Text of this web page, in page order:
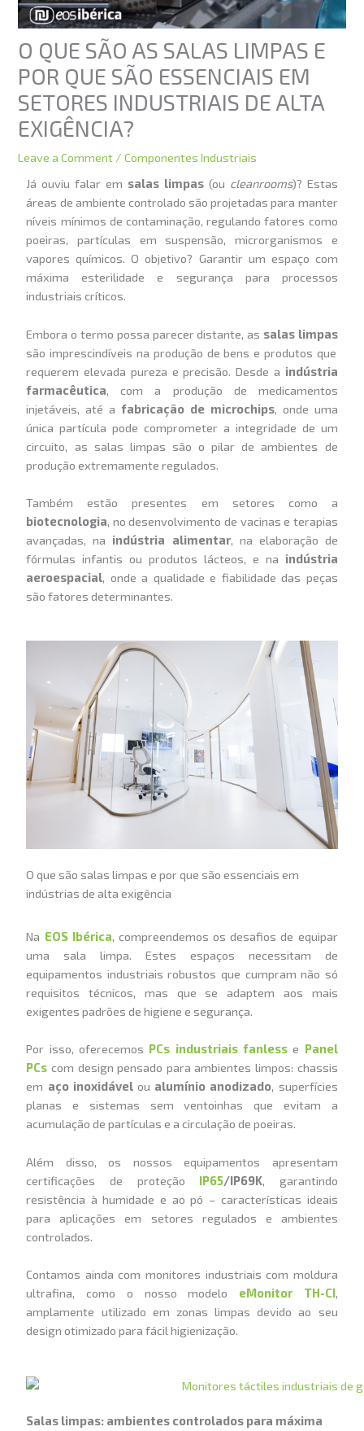
O QUE SÃO AS SALAS LIMPAS E
POR QUE SÃO ESSENCIAIS EM
SETORES INDUSTRIAIS DE ALTA
EXIGÊNCIA?
Leave a Comment /Componentes Industriais
Já ouviu falar em salas limpas(ou cleanrooms)? Estas
áreas de ambiente controlado são projetadas para manter
níveis mínimos de contaminação, regulando fatores como
poeiras, partículas em suspensão, microrganismos e
vapores químicos. O objetivo? Garantir um espaço com
máxima esterilidade e segurança para processos
industriais críticos.
Embora o termo possa parecer distante, as salas limpas
são imprescindíveis na produção de bens e produtos que
requerem elevada pureza e precisão. Desde a indústria
farmacêutica, com a produção de medicamentos
injetáveis, até afabricação de microchips, onde uma
única partícula pode comprometer a integridade de um
circuito, as salas limpas são o pilar de ambientes de
produção extremamente regulados.
Também estão presentes em setores como a
biotecnologia, no desenvolvimento de vacinas e terapias
avançadas, na indústria alimentar, na elaboração de
fórmulas infantis ou produtos lácteos, e na indústria
aeroespacial, onde a qualidade e fiabilidade das peças
são fatores determinantes.
O que são salas limpas e por que são essenciais em
indústrias de alta exigência
Na EOS Ibérica, compreendemos os desafios de equipar
uma sala limpa. Estes espaços necessitam de
equipamentos industriais robustos que cumpram não só
requisitos técnicos, mas que se adaptem aos mais
exigentes padrões de higiene e segurança.
Por isso, oferecemos PCs industriais fanlesse Panel
PCs com design pensado para ambientes limpos: chassis
em aço inoxidávelou alumínio anodizado, superfícies
planas e sistemas sem ventoinhas que evitam a
acumulação de partículas e a circulação de poeiras.
Além disso, os nossos equipamentos apresentam
certificações de proteção IP65/IP69K, garantindo
resistência à humidade e ao pó – características ideais
para aplicações em setores regulados e ambientes
controlados.
Contamos ainda com monitores industriais com moldura
ultrafina, como o nosso modelo eMonitor TH-CI,
amplamente utilizado em zonas limpas devido ao seu
design otimizado para fácil higienização.
Salas limpas: ambientes controlados para máxima